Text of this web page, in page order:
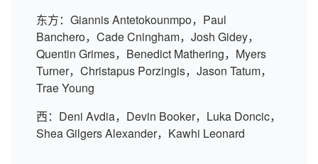
东方：Giannis Antetokounmpo，Paul
Banchero，Cade Cningham，Josh Gidey，
Quentin Grimes，Benedict Mathering，Myers
Turner，Christapus Porzingis，Jason Tatum，
Trae Young
西：Deni Avdia，Devin Booker，Luka Doncic，
Shea Gilgers Alexander，Kawhi Leonard